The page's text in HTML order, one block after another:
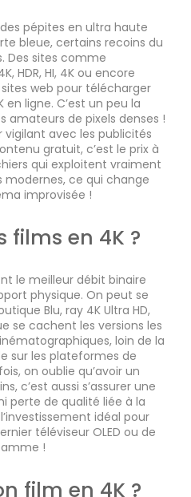
pépites en ultra haute
bleue, certains recoins du
Des sites comme
HDR, HI, 4K ou encore
sites web pour télécharger
ligne. C’est un peu la
amateurs de pixels denses !
avec les publicités
gratuit, c’est le prix à
qui exploitent vraiment
ce qui change
improvisée !
films en 4K ?
le meilleur débit binaire
physique. On peut se
Blu, ray 4K Ultra HD,
se cachent les versions les
loin de la
sur les plateformes de
on oublie qu’avoir un
c’est aussi s’assurer une
perte de qualité liée à la
idéal pour
téléviseur OLED ou de
!
film en 4K ?